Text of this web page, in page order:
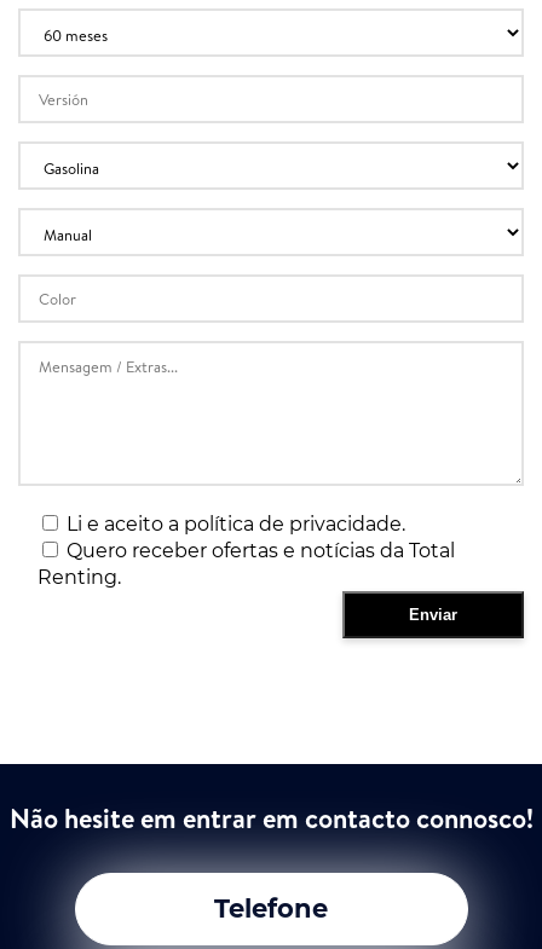
Li e aceito a política de privacidade.
Quero receber ofertas e notícias da Total
Renting.
Não hesite em entrar em contacto connosco!
Telefone